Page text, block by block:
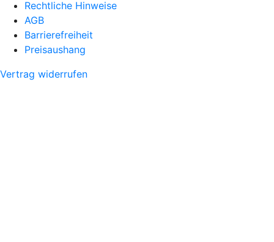
Rechtliche Hinweise
AGB
Barrierefreiheit
Preisaushang
Vertrag widerrufen